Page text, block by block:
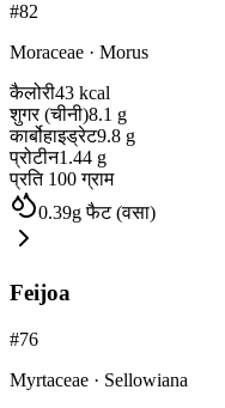
#82
Moraceae · Morus
कैलोरी43 kcal
शुगर (चीनी)8.1 g
कार्बोहाइड्रेट9.8 g
प्रोटीन1.44 g
प्रति 100 ग्राम
0.39gफैट (वसा)
Feijoa
#76
Myrtaceae · Sellowiana